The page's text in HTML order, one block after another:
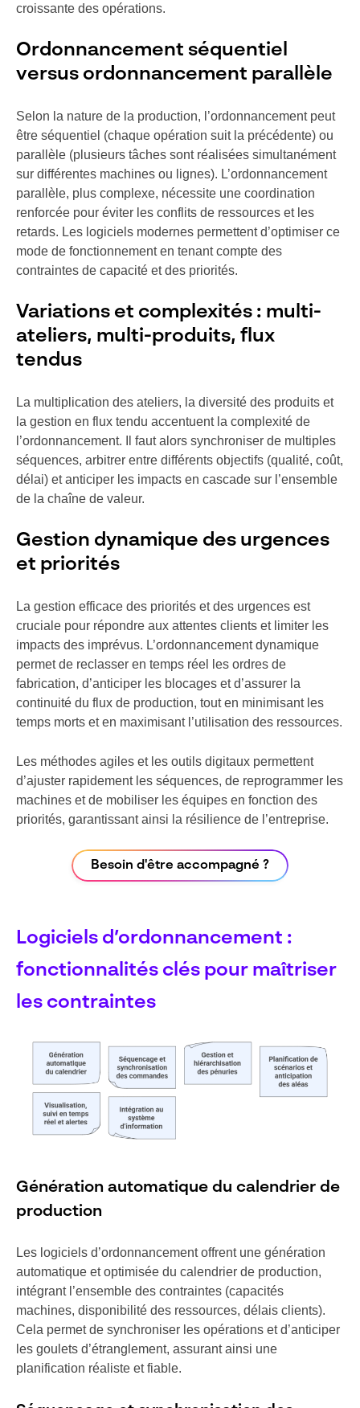
croissante des opérations.
Ordonnancement séquentiel
versus ordonnancement parallèle
Selon la nature de la production, l’ordonnancement peut
être séquentiel (chaque opération suit la précédente) ou
parallèle (plusieurs tâches sont réalisées simultanément
sur différentes machines ou lignes). L’ordonnancement
parallèle, plus complexe, nécessite une coordination
renforcée pour éviter les conflits de ressources et les
retards. Les logiciels modernes permettent d’optimiser ce
mode de fonctionnement en tenant compte des
contraintes de capacité et des priorités.
Variations et complexités : multi-
ateliers, multi-produits, flux
tendus
La multiplication des ateliers, la diversité des produits et
la gestion en flux tendu accentuent la complexité de
l’ordonnancement. Il faut alors synchroniser de multiples
séquences, arbitrer entre différents objectifs (qualité, coût,
délai) et anticiper les impacts en cascade sur l’ensemble
de la chaîne de valeur.
Gestion dynamique des urgences
et priorités
La gestion efficace des priorités et des urgences est
cruciale pour répondre aux attentes clients et limiter les
impacts des imprévus. L’ordonnancement dynamique
permet de reclasser en temps réel les ordres de
fabrication, d’anticiper les blocages et d’assurer la
continuité du flux de production, tout en minimisant les
temps morts et en maximisant l’utilisation des ressources.
Les méthodes agiles et les outils digitaux permettent
d’ajuster rapidement les séquences, de reprogrammer les
machines et de mobiliser les équipes en fonction des
priorités, garantissant ainsi la résilience de l’entreprise.
Besoin d'être accompagné ?
Logiciels d’ordonnancement :
fonctionnalités clés pour maîtriser
les contraintes
Génération automatique du calendrier de
production
Les logiciels d’ordonnancement offrent une génération
automatique et optimisée du calendrier de production,
intégrant l’ensemble des contraintes (capacités
machines, disponibilité des ressources, délais clients).
Cela permet de synchroniser les opérations et d’anticiper
les goulets d’étranglement, assurant ainsi une
planification réaliste et fiable.